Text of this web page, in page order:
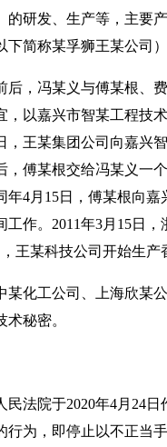
的研发、生产等，主要
下简称某孚狮王某公司）
，冯某义与傅某根、费
，以嘉兴市智某工程技
，王某集团公司向嘉兴
，傅某根交给冯某义一
年4月15日，傅某根向
工作。2011年3月15日
王某科技公司开始生
化工公司、上海欣某公
秘密。
院于2020年4月24日
行为，即停止以不正当